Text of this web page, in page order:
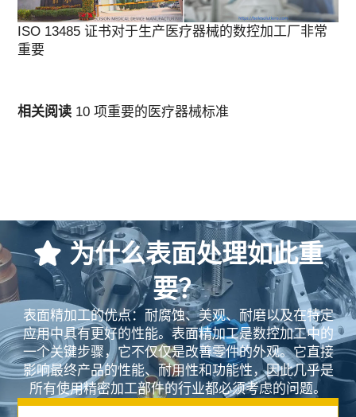
ISO 13485 证书对于生产医疗器械的数控加工厂非常
重要
相关阅读 10 项重要的医疗器械标准
为什么表面处理如此重
要？
表面精加工的优点：耐腐蚀、美观、耐磨以及在特定
应用中具有更好的性能。表面精加工是数控加工中的
一个关键步骤，它不仅仅是改善零件的外观。它直接
影响最终产品的性能、耐用性和功能性，因此几乎是
所有使用精密加工部件的行业都必须考虑的问题。